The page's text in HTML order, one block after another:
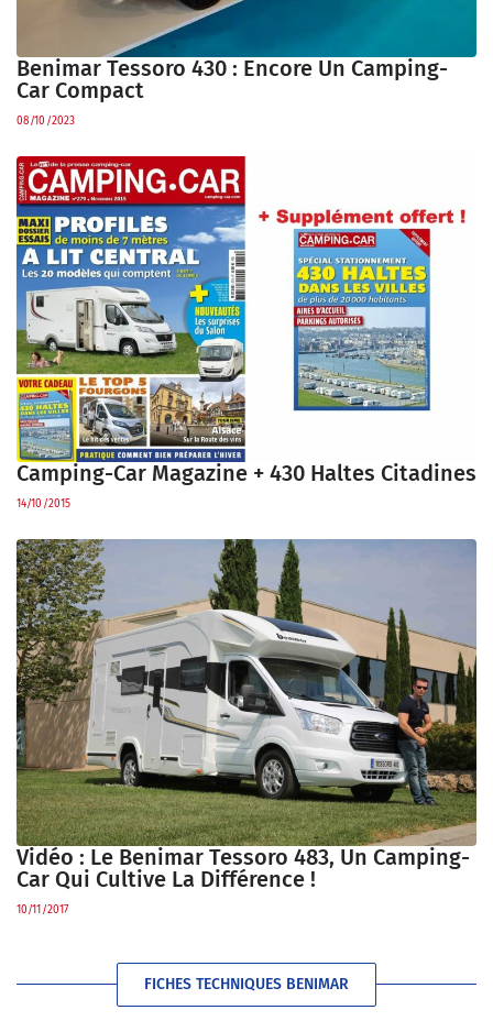
Benimar Tessoro 430 : Encore Un Camping-
Car Compact
08/10/2023
Camping-Car Magazine + 430 Haltes Citadines
14/10/2015
Vidéo : Le Benimar Tessoro 483, Un Camping-
Car Qui Cultive La Différence !
10/11/2017
FICHES TECHNIQUES BENIMAR